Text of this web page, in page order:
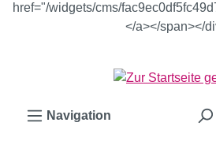
href="/widgets/cms/
</a></span></
Navigation